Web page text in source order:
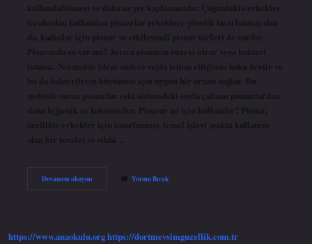
kullanılabilmesi ve daha az yer kaplamasıdır. Çoğunlukla erkekler
tarafından kullanılan pisuarlar erkeklere yönelik tasarlanmış olsa
da, kadınlar için pisuar ve etkileşimli pisuar türleri de vardır.
Pisuvarda su var mı? Ayrıca pisuarın yüzeyi idrar veya bakteri
tutmaz. Normalde idrar sadece suyla temas ettiğinde koku üretir ve
bu da bakterilerin büyümesi için uygun bir ortam sağlar. Bu
nedenle susuz pisuarlar eski sistemdeki suyla çalışan pisuarlardan
daha hijyenik ve kokusuzdur. Pisuvar ne için kullanılır? Pisuar,
özellikle erkekler için tasarlanmış, temel işlevi ayakta kullanım
olan bir tuvalet ve sıhhi…
Devamını okuyunKadınlar
Yorum Bırak
https://www.anaokulu.orghttps://dortmevsimguzellik.com.tr